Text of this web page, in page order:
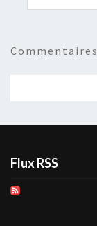
Flux RSS